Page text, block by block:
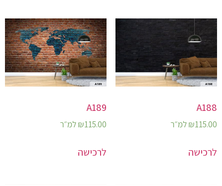
A188
₪115.00 למ״ר
לרכישה
A189
₪115.00 למ״ר
לרכישה